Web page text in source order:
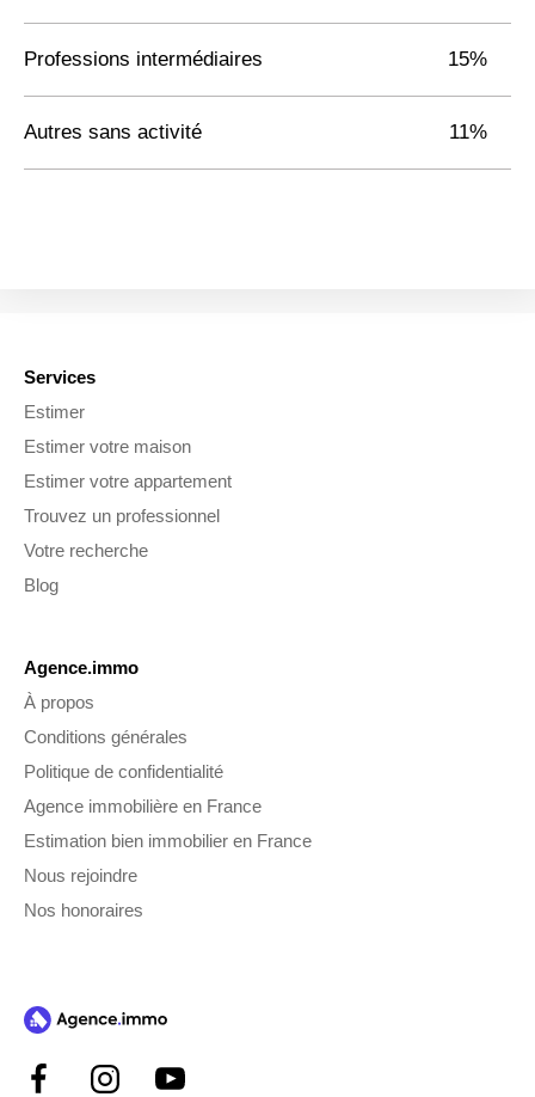
Professions intermédiaires 15%
Autres sans activité 11%
Services
Estimer
Estimer votre maison
Estimer votre appartement
Trouvez un professionnel
Votre recherche
Blog
Agence.immo
À propos
Conditions générales
Politique de confidentialité
Agence immobilière en France
Estimation bien immobilier en France
Nous rejoindre
Nos honoraires